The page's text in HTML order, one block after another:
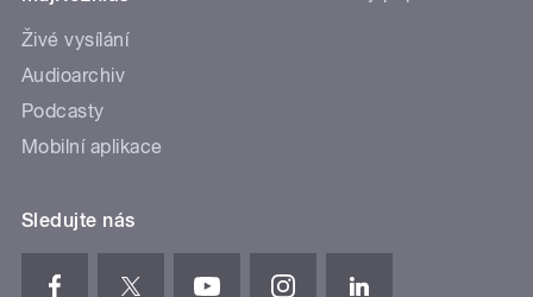
Živé vysílání
Audioarchiv
Podcasty
Mobilní aplikace
Sledujte nás